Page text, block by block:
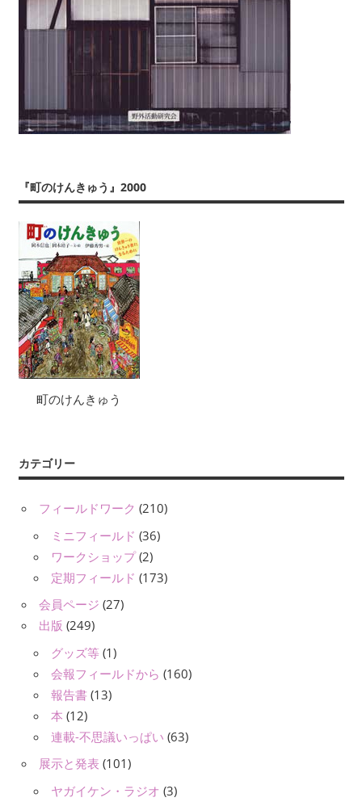
『町のけんきゅう』2000
町のけんきゅう
カテゴリー
フィールドワーク (210)
ミニフィールド (36)
ワークショップ(2)
定期フィールド (173)
会員ページ (27)
出版 (249)
グッズ等 (1)
会報フィールドから (160)
報告書 (13)
本 (12)
連載-不思議いっぱい (63)
展示と発表 (101)
ヤガイケン・ラジオ (3)